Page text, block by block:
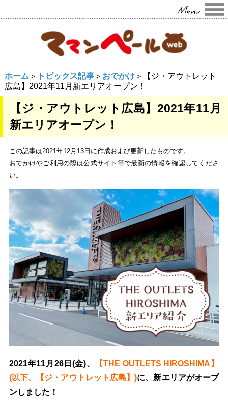
ホーム ＞ トピックス記事＞ おでかけ＞【ジ・アウトレット
広島】2021年11月新エリアオープン！
【ジ・アウトレット広島】2021年11月
新エリアオープン！
この記事は2021年12月13日に作成および更新したものです。
おでかけやご利用の際は公式サイト等で最新の情報を確認してくださ
い。
2021年11月26日(金)、
【THE OUTLETS HIROSHIMA】
(以下、【ジ・アウトレット広島】)に、新エリアがオープ
ンしました！